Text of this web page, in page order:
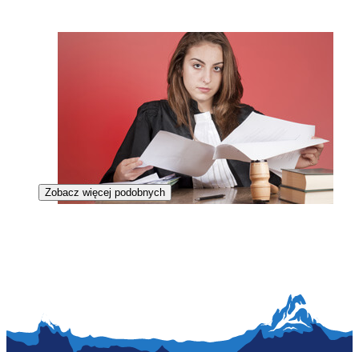
Zobacz więcej podobnych